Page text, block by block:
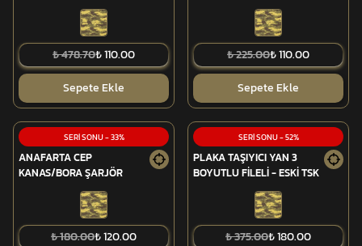
7.62MM) HAKİ KOLON - ESKİ
₺ 478.70₺ 110.00
Sepete Ekle
₺ 225.00₺ 110.00
Sepete Ekle
SERİ SONU-33%
ANAFARTA CEP
KANAS/BORA ŞARJÖR
₺ 180.00₺ 120.00
SERİ SONU-52%
PLAKA TAŞIYICI YAN 3
BOYUTLU FİLELİ - ESKİ TSK
₺ 375.00₺ 180.00